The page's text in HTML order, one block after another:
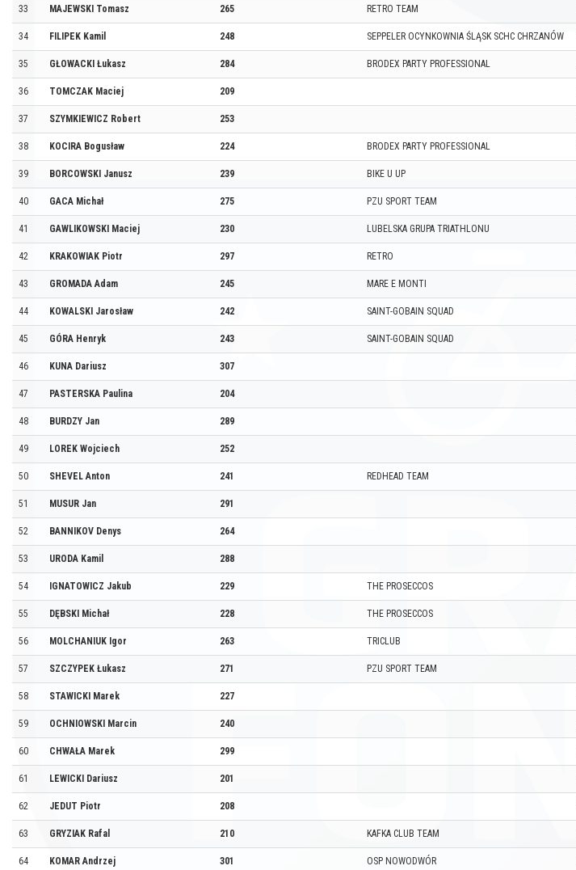
33 MAJEWSKI Tomasz 265 RETRO TEAM
34 FILIPEK Kamil 248 SEPPELER OCYNKOWNIA ŚLĄSK SCHC CHRZANÓW
35 GŁOWACKI Łukasz 284 BRODEX PARTY PROFESSIONAL
36 TOMCZAK Maciej 209
37 SZYMKIEWICZ Robert 253
38 KOCIRA Bogusław 224 BRODEX PARTY PROFESSIONAL
39 BORCOWSKI Janusz 239 BIKE U UP
40 GACA Michał 275 PZU SPORT TEAM
41 GAWLIKOWSKI Maciej 230 LUBELSKA GRUPA TRIATHLONU
42 KRAKOWIAK Piotr 297 RETRO
43 GROMADA Adam 245 MARE E MONTI
44 KOWALSKI Jarosław 242 SAINT-GOBAIN SQUAD
45 GÓRA Henryk 243 SAINT-GOBAIN SQUAD
46 KUNA Dariusz 307
47 PASTERSKA Paulina 204
48 BURDZY Jan 289
49 LOREK Wojciech 252
50 SHEVEL Anton 241 REDHEAD TEAM
51 MUSUR Jan 291
52 BANNIKOV Denys 264
53 URODA Kamil 288
54 IGNATOWICZ Jakub 229 THE PROSECCOS
55 DĘBSKI Michał 228 THE PROSECCOS
56 MOLCHANIUK Igor 263 TRICLUB
57 SZCZYPEK Łukasz 271 PZU SPORT TEAM
58 STAWICKI Marek 227
59 OCHNIOWSKI Marcin 240
60 CHWAŁA Marek 299
61 LEWICKI Dariusz 201
62 JEDUT Piotr 208
63 GRYZIAK Rafal 210 KAFKA CLUB TEAM
64 KOMAR Andrzej 301 OSP NOWODWÓR